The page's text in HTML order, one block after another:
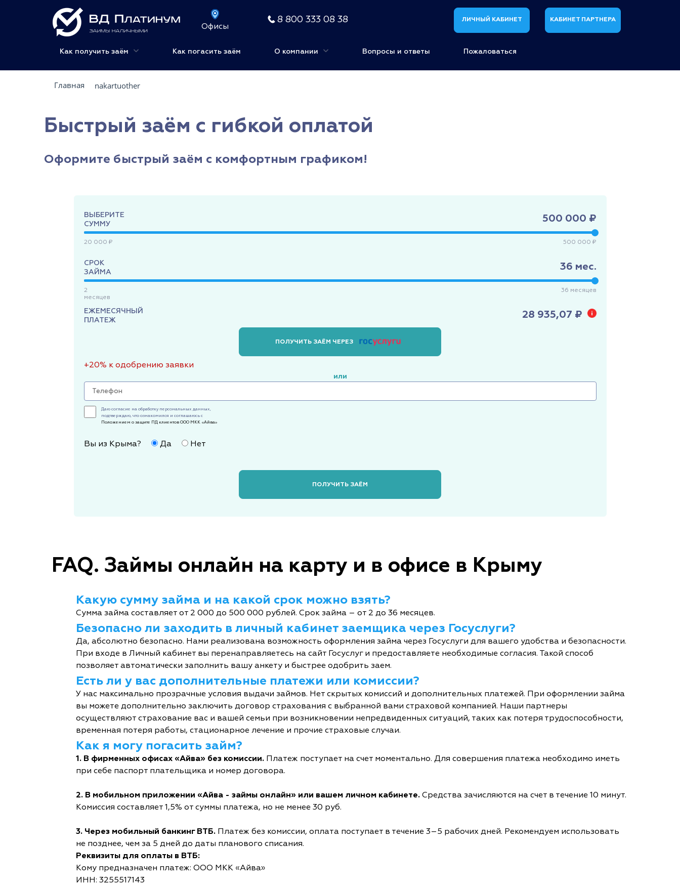
Офисы
8 800 333 08 38 ЛИЧНЫЙ КАБИНЕТ КАБИНЕТ ПАРТНЕРА
Как получить заём Как погасить заём О компании Вопросы и ответы Пожаловаться
Главная nakartuother
Быстрый заём с гибкой оплатой
Оформите быстрый заём с комфортным графиком!
ВЫБЕРИТЕ
СУММУ
500 000 ₽
20 000 ₽ 500 000 ₽
СРОК
ЗАЙМА
36 мес.
2
месяцев
36 месяцев
ЕЖЕМЕСЯЧНЫЙ
ПЛАТЕЖ
28 935,07 ₽
ПОЛУЧИТЬ ЗАЁМ ЧЕРЕЗ
+20% к одобрению заявки
или
Даю согласие на обработку персональных данных,
подтверждаю, что ознакомился и соглашаюсь с
Положением о защите ПД клиентов ООО МКК «Айва»
Вы из Крыма? Да Нет
ПОЛУЧИТЬ ЗАЁМ
FAQ. Займы онлайн на карту и в офисе в Крыму
Какую сумму займа и на какой срок можно взять?
Сумма займа составляет от 2 000 до 500 000 рублей. Срок займа – от 2 до 36 месяцев.
Безопасно ли заходить в личный кабинет заемщика через Госуслуги?
Да, абсолютно безопасно. Нами реализована возможность оформления займа через Госуслуги для вашего удобства и безопасности.
При входе в Личный кабинет вы перенаправляетесь на сайт Госуслуг и предоставляете необходимые согласия. Такой способ
позволяет автоматически заполнить вашу анкету и быстрее одобрить заем.
Есть ли у вас дополнительные платежи или комиссии?
У нас максимально прозрачные условия выдачи займов. Нет скрытых комиссий и дополнительных платежей. При оформлении займа
вы можете дополнительно заключить договор страхования с выбранной вами страховой компанией. Наши партнеры
осуществляют страхование вас и вашей семьи при возникновении непредвиденных ситуаций, таких как потеря трудоспособности,
временная потеря работы, стационарное лечение и прочие страховые случаи.
Как я могу погасить займ?
1. В фирменных офисах «Айва» без комиссии. Платеж поступает на счет моментально. Для совершения платежа необходимо иметь
при себе паспорт плательщика и номер договора.
2. В мобильном приложении «Айва - займы онлайн» или вашем личном кабинете. Средства зачисляются на счет в течение 10 минут.
Комиссия составляет 1,5% от суммы платежа, но не менее 30 руб.
3. Через мобильный банкинг ВТБ. Платеж без комиссии, оплата поступает в течение 3–5 рабочих дней. Рекомендуем использовать
не позднее, чем за 5 дней до даты планового списания.
Реквизиты для оплаты в ВТБ:
Кому предназначен платеж: ООО МКК «Айва»
ИНН: 3255517143